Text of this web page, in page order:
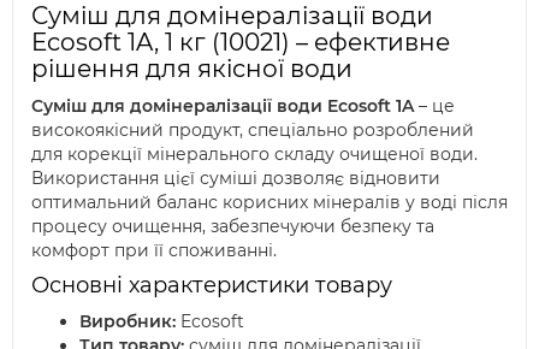
Суміш для домінералізації води
Ecosoft 1A, 1 кг (10021) – ефективне
рішення для якісної води
Суміш для домінералізації води Ecosoft 1A– це
високоякісний продукт, спеціально розроблений
для корекції мінерального складу очищеної води.
Використання цієї суміші дозволяє відновити
оптимальний баланс корисних мінералів у воді після
процесу очищення, забезпечуючи безпеку та
комфорт при її споживанні.
Основні характеристики товару
Виробник: Ecosoft